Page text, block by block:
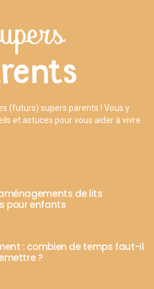
(futurs) supers parents ! Vous y
et astuces pour vous aider à vivre
de lits
pour enfants
: combien de temps faut-il
?